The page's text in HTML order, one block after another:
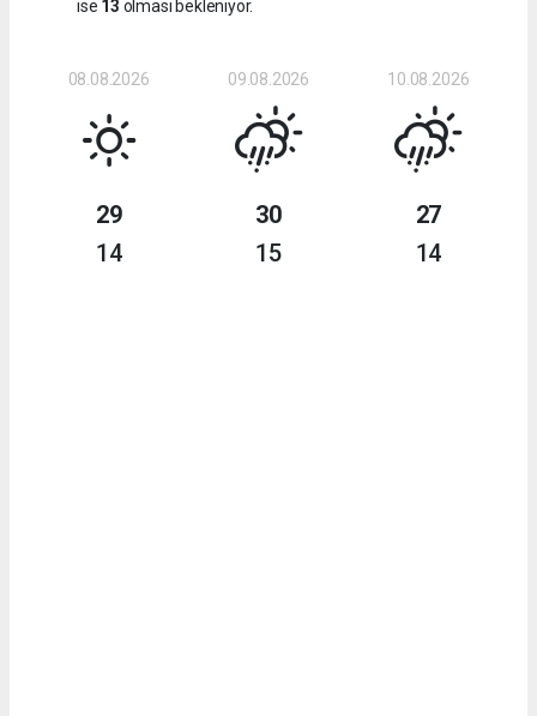
ise 13 olması bekleniyor.
08.08.2026
29
14
09.08.2026
30
15
10.08.2026
27
14